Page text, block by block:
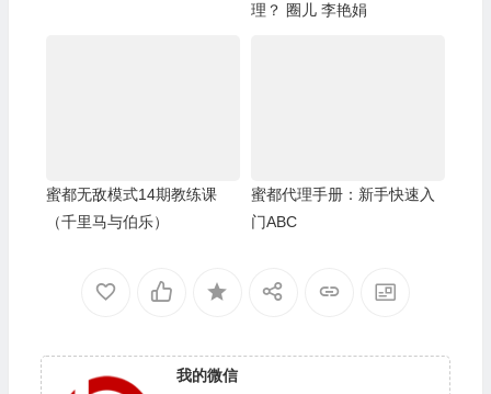
理？ 圈儿 李艳娟
蜜都无敌模式14期教练课
（千里马与伯乐）
蜜都代理手册：新手快速入
门ABC
我的微信